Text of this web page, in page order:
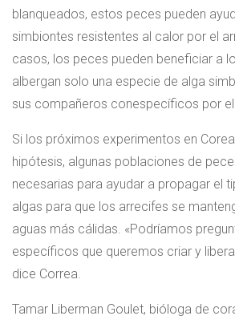
blanqueados, estos peces pueden
simbiontes resistentes al calor por el
casos, los peces pueden beneficiar a
albergan solo una especie de alga
sus compañeros conespecíficos por
Si los próximos experimentos en
hipótesis, algunas poblaciones de
necesarias para ayudar a propagar el
algas para que los arrecifes se
aguas más cálidas. «Podríamos
específicos que queremos criar y
dice Correa.
Tamar Liberman Goulet, bióloga de